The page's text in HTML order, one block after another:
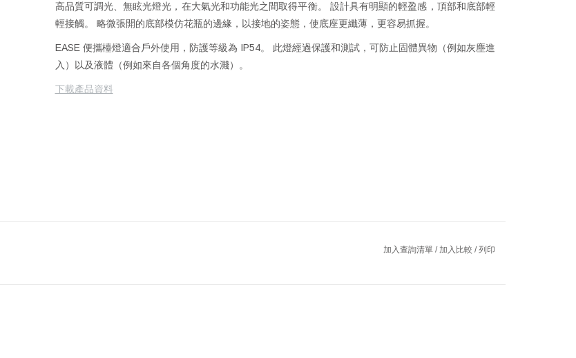
高品質可調光、無眩光燈光，在大氣光和功能光之間取得平衡。 設計具有明顯的輕盈感，頂部和底部輕
輕接觸。 略微張開的底部模仿花瓶的邊緣，以接地的姿態，使底座更纖薄，更容易抓握。
EASE 便攜檯燈適合戶外使用，防護等級為 IP54。 此燈經過保護和測試，可防止固體異物（例如灰塵進
入）以及液體（例如來自各個角度的水濺）。
下載產品資料
加入查詢清單 / 加入比較 /列印